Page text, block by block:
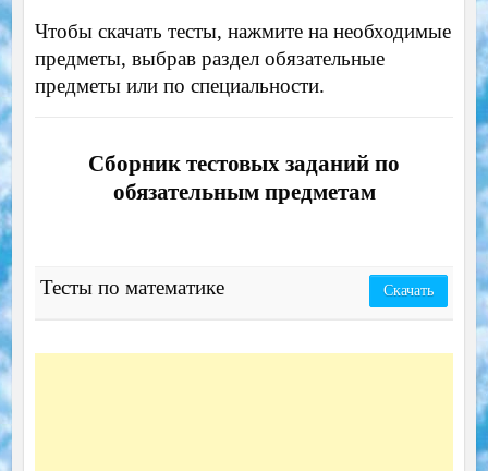
Чтобы скачать тесты, нажмите на необходимые
предметы, выбрав раздел обязательные
предметы или по специальности.
Сборник тестовых заданий по
обязательным предметам
Тесты по математике Скачать